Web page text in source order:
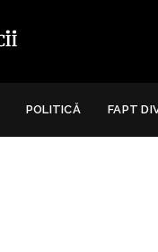
POLITICĂ FAPT